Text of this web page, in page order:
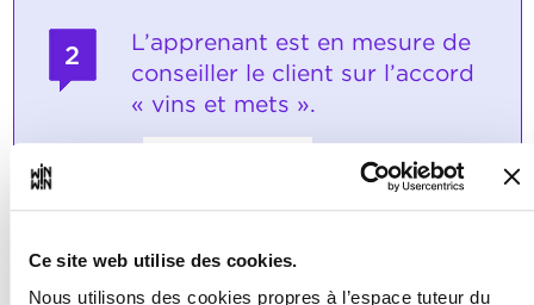
Ce site web utilise des cookies.
Nous utilisons des cookies propres à l’espace tuteur du
2
L’apprenant est en mesure de
conseiller le client sur l’accord
« vins et mets ».
INDICATEURS
cite les règles de base de l’accord «